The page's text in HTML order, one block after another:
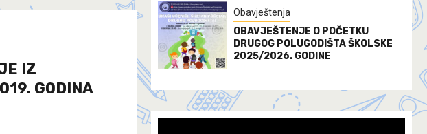
IZ
GODINA
Obavještenja
OBAVJEŠTENJE O POČETKU
DRUGOG POLUGODIŠTA ŠKOLSKE
2025/2026. GODINE